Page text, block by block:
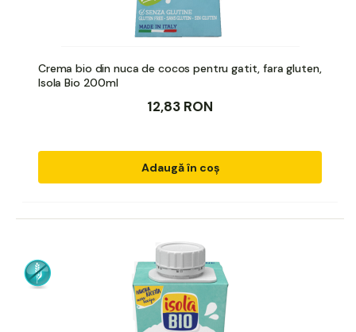
Crema bio din nuca de cocos pentru gatit, fara gluten,
Isola Bio 200ml
12,83 RON
Adaugă în coș